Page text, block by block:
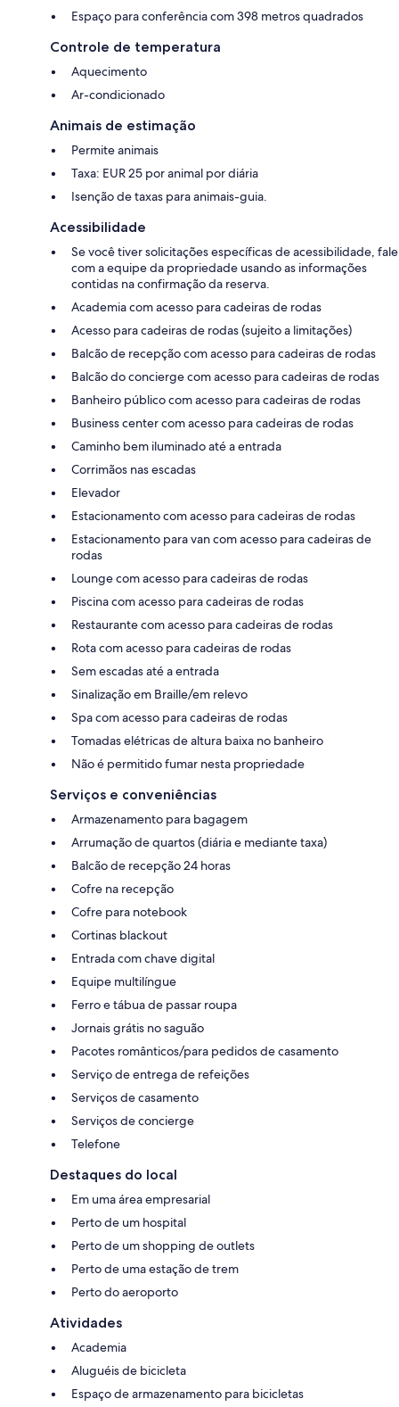
Espaço para conferência com 398 metros quadrados
Controle de temperatura
Aquecimento
Ar-condicionado
Animais de estimação
Permite animais
Taxa: EUR 25 por animal por diária
Isenção de taxas para animais-guia.
Acessibilidade
Se você tiver solicitações específicas de acessibilidade, fale
com a equipe da propriedade usando as informações
contidas na confirmação da reserva.
Academia com acesso para cadeiras de rodas
Acesso para cadeiras de rodas (sujeito a limitações)
Balcão de recepção com acesso para cadeiras de rodas
Balcão do concierge com acesso para cadeiras de rodas
Banheiro público com acesso para cadeiras de rodas
Business center com acesso para cadeiras de rodas
Caminho bem iluminado até a entrada
Corrimãos nas escadas
Elevador
Estacionamento com acesso para cadeiras de rodas
Estacionamento para van com acesso para cadeiras de
rodas
Lounge com acesso para cadeiras de rodas
Piscina com acesso para cadeiras de rodas
Restaurante com acesso para cadeiras de rodas
Rota com acesso para cadeiras de rodas
Sem escadas até a entrada
Sinalização em Braille/em relevo
Spa com acesso para cadeiras de rodas
Tomadas elétricas de altura baixa no banheiro
Não é permitido fumar nesta propriedade
Serviços e conveniências
Armazenamento para bagagem
Arrumação de quartos (diária e mediante taxa)
Balcão de recepção 24 horas
Cofre na recepção
Cofre para notebook
Cortinas blackout
Entrada com chave digital
Equipe multilíngue
Ferro e tábua de passar roupa
Jornais grátis no saguão
Pacotes românticos/para pedidos de casamento
Serviço de entrega de refeições
Serviços de casamento
Serviços de concierge
Telefone
Destaques do local
Em uma área empresarial
Perto de um hospital
Perto de um shopping de outlets
Perto de uma estação de trem
Perto do aeroporto
Atividades
Academia
Aluguéis de bicicleta
Espaço de armazenamento para bicicletas